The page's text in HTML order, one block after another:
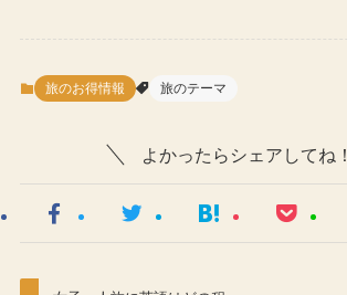
旅のお得情報 旅のテーマ
よかったらシェアしてね！